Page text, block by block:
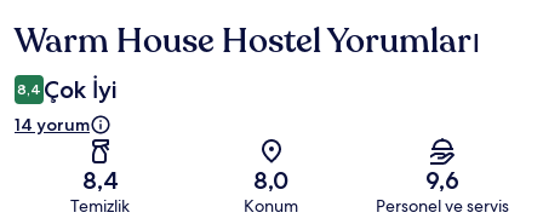
Yorumlar
Warm House Hostel Yorumları
8,4 Çok İyi
14 yorum
8,4
Temizlik
8,0
Konum
9,6
Personel ve servis